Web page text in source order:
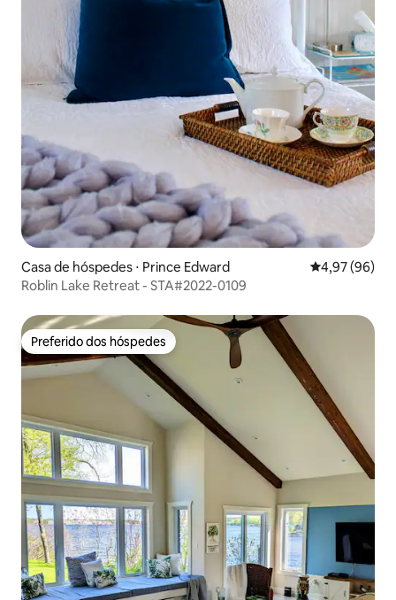
Casa de hóspedes ⋅ Prince Edward 4,97 de uma
4,97 (96)
Roblin Lake Retreat - STA#2022-0109
Preferido dos hóspedes
Preferido dos hóspedes